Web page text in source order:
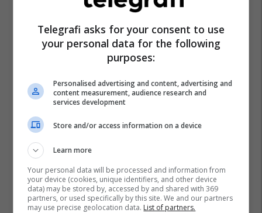
Telegrafi asks for your consent to use
your personal data for the following
purposes:
Personalised advertising and content, advertising and
content measurement, audience research and
services development
Store and/or access information on a device
Learn more
Your personal data will be processed and information from
your device (cookies, unique identifiers, and other device
data) may be stored by, accessed by and shared with 369
partners, or used specifically by this site. We and our partners
may use precise geolocation data. List of partners.